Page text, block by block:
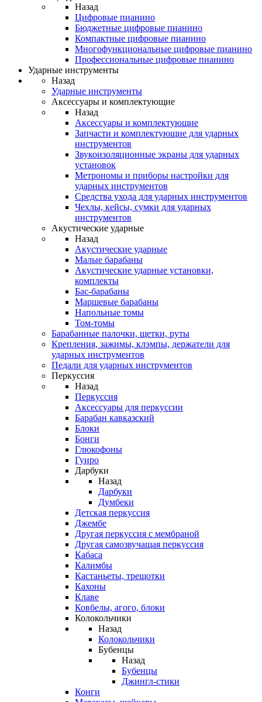
Назад
Цифровые пианино
Бюджетные цифровые пианино
Компактные цифровые пианино
Многофункциональные цифровые пианино
Профессиональные цифровые пианино
Ударные инструменты
Назад
Ударные инструменты
Аксессуары и комплектующие
Назад
Аксессуары и комплектующие
Запчасти и комплектующие для ударных
инструментов
Звукоизоляционные экраны для ударных
установок
Метрономы и приборы настройки для
ударных инструментов
Средства ухода для ударных инструментов
Чехлы, кейсы, сумки для ударных
инструментов
Акустические ударные
Назад
Акустические ударные
Mалые барабаны
Акустические ударные установки,
комплекты
Бас-барабаны
Маршевые барабаны
Напольные томы
Том-томы
Барабанные палочки, щетки, руты
Крепления, зажимы, клэмпы, держатели для
ударных инструментов
Педали для ударных инструментов
Перкуссия
Назад
Перкуссия
Аксессуары для перкуссии
Барабан кавказский
Блоки
Бонги
Глюкофоны
Гуиро
Дарбуки
Назад
Дарбуки
Думбеки
Детская перкуссия
Джембе
Другая перкуссия с мембраной
Другая самозвучащая перкуссия
Кабаса
Калимбы
Кастаньеты, трещотки
Кахоны
Клаве
Ковбелы, агого, блоки
Колокольчики
Назад
Колокольчики
Бубенцы
Назад
Бубенцы
Джингл-стики
Конги